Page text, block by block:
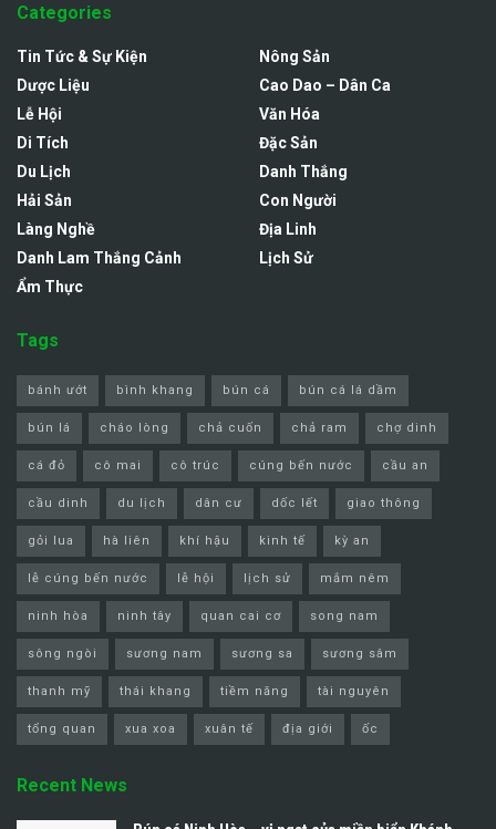
Categories
Tin Tức & Sự Kiện
Dược Liệu
Lễ Hội
Di Tích
Du Lịch
Hải Sản
Làng Nghề
Danh Lam Thắng Cảnh
Ẩm Thực
Nông Sản
Cao Dao – Dân Ca
Văn Hóa
Đặc Sản
Danh Thắng
Con Người
Địa Linh
Lịch Sử
Tags
bánh ướt bình khang bún cá bún cá lá dầm
bún lá cháo lòng chả cuốn chả ram chợ dinh
cá đỏ cô mai cô trúc cúng bến nước cầu an
cầu dinh du lịch dân cư dốc lết giao thông
gỏi lua hà liên khí hậu kinh tế kỳ an
lễ cúng bến nước lễ hội lịch sử mắm nêm
ninh hòa ninh tây quan cai cơ song nam
sông ngòi sương nam sương sa sương sâm
thanh mỹ thái khang tiềm năng tài nguyên
tổng quan xua xoa xuân tế địa giới ốc
Recent News